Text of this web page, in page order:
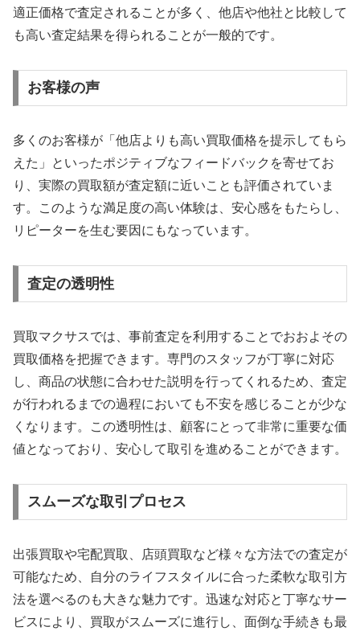
適正価格で査定されることが多く、他店や他社と比較して
も高い査定結果を得られることが一般的です。
お客様の声
多くのお客様が「他店よりも高い買取価格を提示してもら
えた」といったポジティブなフィードバックを寄せてお
り、実際の買取額が査定額に近いことも評価されていま
す。このような満足度の高い体験は、安心感をもたらし、
リピーターを生む要因にもなっています。
査定の透明性
買取マクサスでは、事前査定を利用することでおおよその
買取価格を把握できます。専門のスタッフが丁寧に対応
し、商品の状態に合わせた説明を行ってくれるため、査定
が行われるまでの過程においても不安を感じることが少な
くなります。この透明性は、顧客にとって非常に重要な価
値となっており、安心して取引を進めることができます。
スムーズな取引プロセス
出張買取や宅配買取、店頭買取など様々な方法での査定が
可能なため、自分のライフスタイルに合った柔軟な取引方
法を選べるのも大きな魅力です。迅速な対応と丁寧なサー
ビスにより、買取がスムーズに進行し、面倒な手続きも最